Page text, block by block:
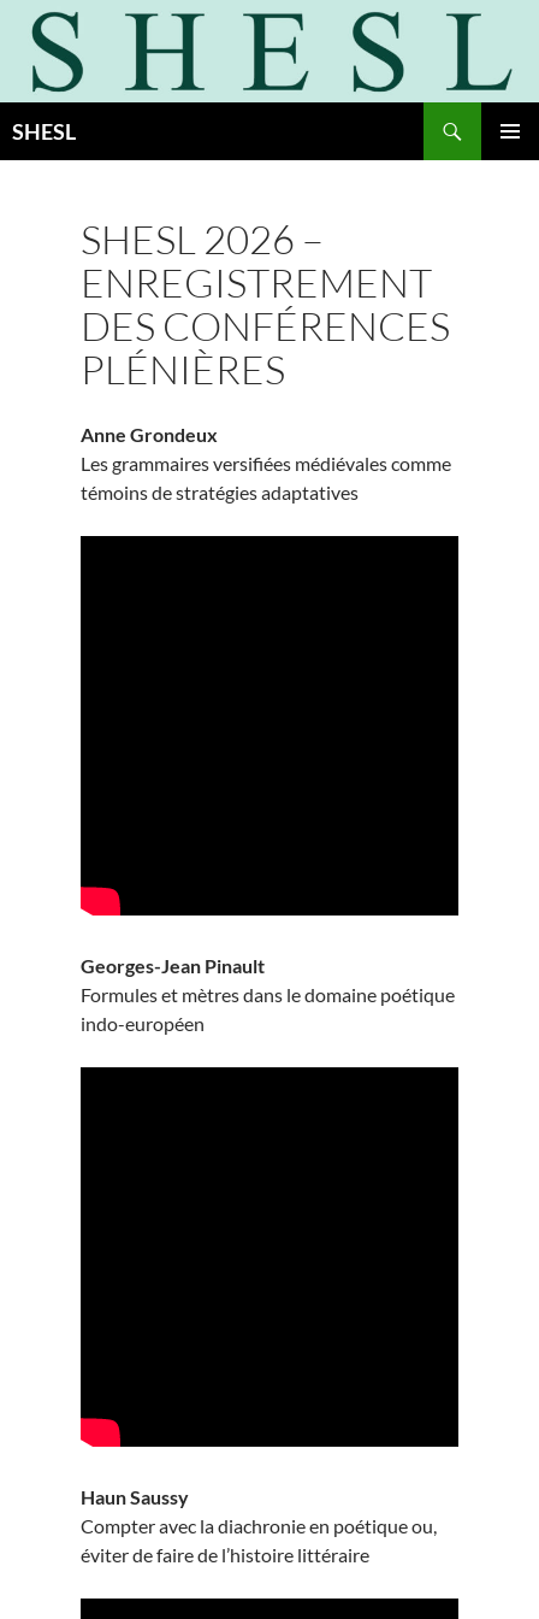
Aller
contenu
SHESL
SHESL 2026 –
ENREGISTREMENT
DES CONFÉRENCES
PLÉNIÈRES
Anne Grondeux
Les grammaires versifiées médiévales comme
témoins de stratégies adaptatives
Georges-Jean Pinault
Formules et mètres dans le domaine poétique
indo-européen
Haun Saussy
Compter avec la diachronie en poétique ou,
éviter de faire de l’histoire littéraire